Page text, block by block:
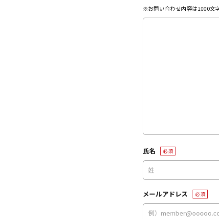
※お問い合わせ内容は1000文
氏名 必須
メールアドレス 必須